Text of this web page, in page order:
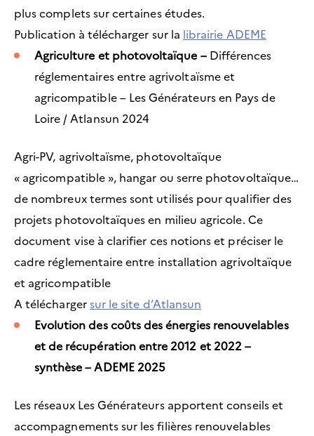
plus complets sur certaines études.
Publication à télécharger sur la librairie ADEME
Agriculture et photovoltaïque – Différences
réglementaires entre agrivoltaïsme et
agricompatible – Les Générateurs en Pays de
Loire / Atlansun 2024
Agri-PV, agrivoltaïsme, photovoltaïque
« agricompatible », hangar ou serre photovoltaïque…
de nombreux termes sont utilisés pour qualifier des
projets photovoltaïques en milieu agricole. Ce
document vise à clarifier ces notions et préciser le
cadre réglementaire entre installation agrivoltaïque
et agricompatible
A téléchargersur le site d’Atlansun
Evolution des coûts des énergies renouvelables
et de récupération entre 2012 et 2022 –
synthèse – ADEME 2025
Les réseaux Les Générateurs apportent conseils et
accompagnements sur les filières renouvelables